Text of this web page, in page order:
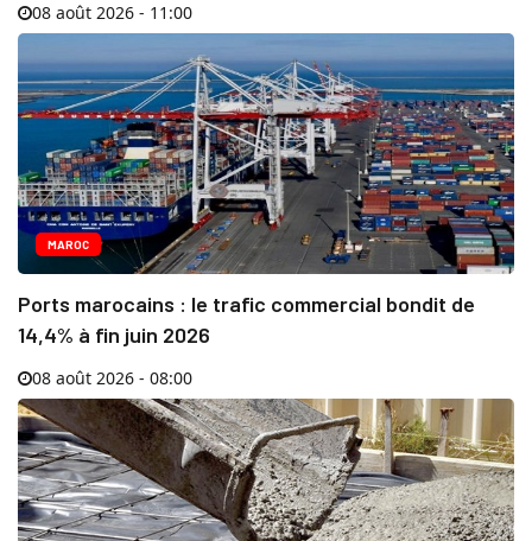
08 août 2026 - 11:00
MAROC
Ports marocains : le trafic commercial bondit de
14,4% à fin juin 2026
08 août 2026 - 08:00